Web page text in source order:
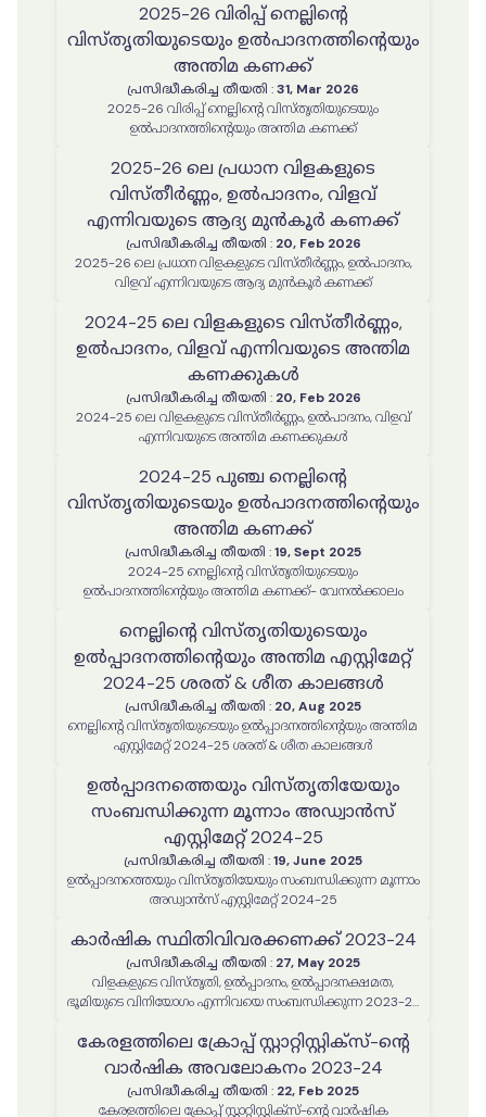
2025-26 വിരിപ്പ് നെല്ലിന്റെ
വിസ്തൃതിയുടെയും ഉൽപാദനത്തിന്റെയും
അന്തിമ കണക്ക്
പ്രസിദ്ധീകരിച്ച തീയതി :31, Mar 2026
2025-26 വിരിപ്പ് നെല്ലിന്റെ വിസ്തൃതിയുടെയും
ഉൽപാദനത്തിന്റെയും അന്തിമ കണക്ക്
2025-26 ലെ പ്രധാന വിളകളുടെ
വിസ്തീർണ്ണം, ഉൽപാദനം, വിളവ്
എന്നിവയുടെ ആദ്യ മുൻകൂർ കണക്ക്
പ്രസിദ്ധീകരിച്ച തീയതി : 20, Feb 2026
2025-26 ലെ പ്രധാന വിളകളുടെ വിസ്തീർണ്ണം, ഉൽപാദനം,
വിളവ് എന്നിവയുടെ ആദ്യ മുൻകൂർ കണക്ക്
2024-25 ലെ വിളകളുടെ വിസ്തീർണ്ണം,
ഉൽപാദനം, വിളവ് എന്നിവയുടെ അന്തിമ
കണക്കുകൾ
പ്രസിദ്ധീകരിച്ച തീയതി : 20, Feb 2026
2024-25 ലെ വിളകളുടെ വിസ്തീർണ്ണം, ഉൽപാദനം, വിളവ്
എന്നിവയുടെ അന്തിമ കണക്കുകൾ
2024-25 പുഞ്ച നെല്ലിന്റെ
വിസ്തൃതിയുടെയും ഉൽപാദനത്തിന്റെയും
അന്തിമ കണക്ക്
പ്രസിദ്ധീകരിച്ച തീയതി :19, Sept 2025
2024-25 നെല്ലിന്റെ വിസ്തൃതിയുടെയും
ഉൽപാദനത്തിന്റെയും അന്തിമ കണക്ക്- വേനൽക്കാലം
നെല്ലിൻ്റെ വിസ്തൃതിയുടെയും
ഉൽപ്പാദനത്തിൻ്റെയും അന്തിമ എസ്റ്റിമേറ്റ്
2024-25 ശരത് & ശീത കാലങ്ങൾ
പ്രസിദ്ധീകരിച്ച തീയതി : 20, Aug 2025
നെല്ലിൻ്റെ വിസ്തൃതിയുടെയും ഉൽപ്പാദനത്തിൻ്റെയും അന്തിമ
എസ്റ്റിമേറ്റ് 2024-25 ശരത് & ശീത കാലങ്ങൾ
ഉൽപ്പാദനത്തെയും വിസ്തൃതിയേയും
സംബന്ധിക്കുന്ന മൂന്നാം അഡ്വാൻസ്
എസ്റ്റിമേറ്റ് 2024-25
പ്രസിദ്ധീകരിച്ച തീയതി :19, June 2025
ഉൽപ്പാദനത്തെയും വിസ്തൃതിയേയും സംബന്ധിക്കുന്ന മൂന്നാം
അഡ്വാൻസ് എസ്റ്റിമേറ്റ് 2024-25
കാർഷിക സ്ഥിതിവിവരക്കണക്ക് 2023-24
പ്രസിദ്ധീകരിച്ച തീയതി : 27, May 2025
വിളകളുടെ വിസ്തൃതി, ഉൽപ്പാദനം, ഉൽപ്പാദനക്ഷമത,
ഭൂമിയുടെ വിനിയോഗം എന്നിവയെ സംബന്ധിക്കുന്ന 2023-24
കേരളത്തിലെ ക്രോപ്പ് സ്റ്റാറ്റിസ്റ്റിക്‌സ്-ന്റെ
വാർഷിക അവലോകനം 2023-24
പ്രസിദ്ധീകരിച്ച തീയതി : 22, Feb 2025
കേരളത്തിലെ ക്രോപ്പ് സ്റ്റാറ്റിസ്റ്റിക്‌സ്-ന്റെ വാർഷിക